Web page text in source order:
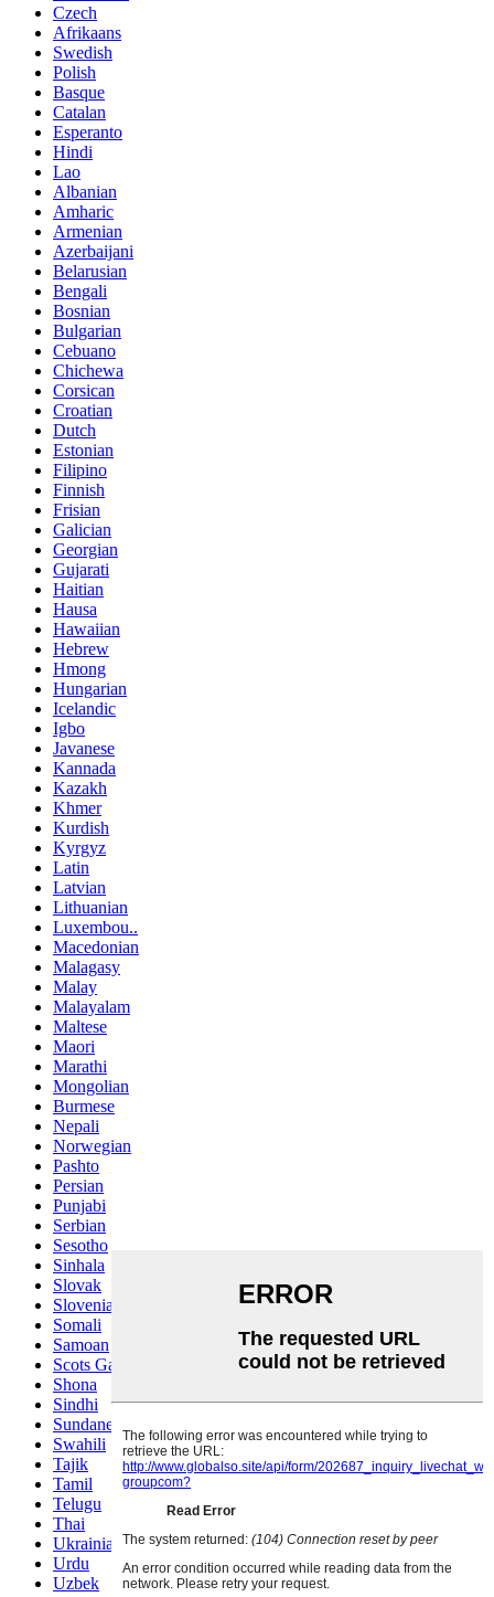
Czech
Afrikaans
Swedish
Polish
Basque
Catalan
Esperanto
Hindi
Lao
Albanian
Amharic
Armenian
Azerbaijani
Belarusian
Bengali
Bosnian
Bulgarian
Cebuano
Chichewa
Corsican
Croatian
Dutch
Estonian
Filipino
Finnish
Frisian
Galician
Georgian
Gujarati
Haitian
Hausa
Hawaiian
Hebrew
Hmong
Hungarian
Icelandic
Igbo
Javanese
Kannada
Kazakh
Khmer
Kurdish
Kyrgyz
Latin
Latvian
Lithuanian
Luxembou..
Macedonian
Malagasy
Malay
Malayalam
Maltese
Maori
Marathi
Mongolian
Burmese
Nepali
Norwegian
Pashto
Persian
Punjabi
Serbian
Sesotho
Sinhala
Slovak
Slovenian
Somali
Samoan
Scots Gaelic
Shona
Sindhi
Sundanese
Swahili
Tajik
Tamil
Telugu
Thai
Ukrainian
Urdu
Uzbek